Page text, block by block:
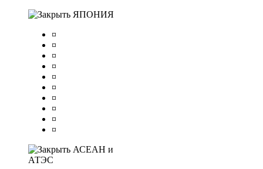
ЯПОНИЯ
¤
¤
¤
¤
¤
¤
¤
¤
¤
¤
АСЕАН и
АТЭС